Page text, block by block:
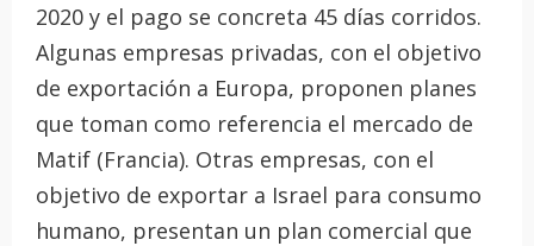
2020 y el pago se concreta 45 días corridos.
Algunas empresas privadas, con el objetivo
de exportación a Europa, proponen planes
que toman como referencia el mercado de
Matif (Francia). Otras empresas, con el
objetivo de exportar a Israel para consumo
humano, presentan un plan comercial que